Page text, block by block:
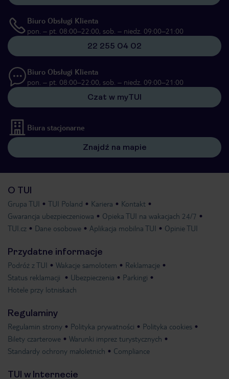
Biuro Obsługi Klienta
pon. – pt. 08:00–22:00, sob. – niedz. 09:00–21:00
22 255 04 02
Biuro Obsługi Klienta
pon. – pt. 08:00–22:00, sob. – niedz. 09:00–21:00
Czat w myTUI
Biura stacjonarne
Znajdź na mapie
O TUI
Grupa TUI TUI Poland Kariera
Kontakt
Gwarancja ubezpieczeniowa
Opieka TUI na wakacjach 24/7
TUI.cz
Dane osobowe Aplikacja mobilna TUI Opinie TUI
Przydatne informacje
Podróż z TUI Wakacje samolotem
Reklamacje
Status reklamacji
Ubezpieczenia
Parkingi
Hotele przy lotniskach
Regulaminy
Regulamin strony Polityka prywatności
Polityka cookies
Bilety czarterowe
Warunki imprez turystycznych
Standardy ochrony małoletnich
Compliance
TUI w Internecie